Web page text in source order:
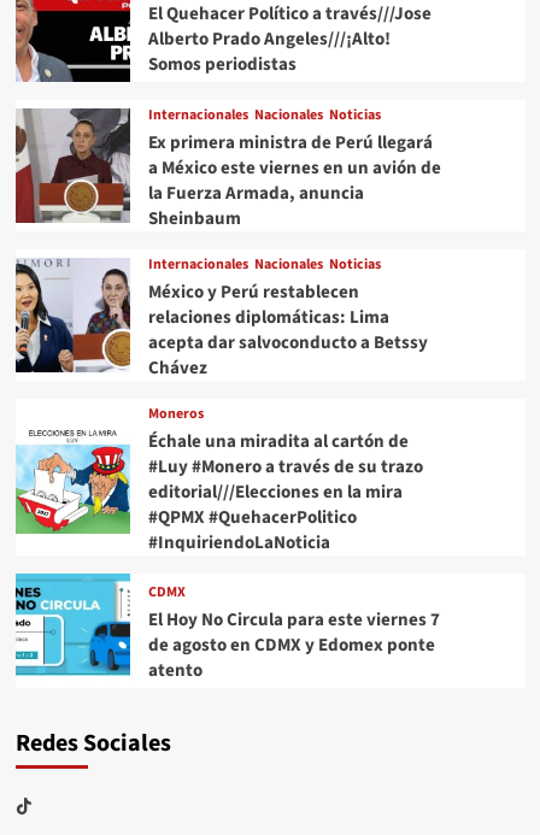
El Quehacer Político a través///Jose
Alberto Prado Angeles///¡Alto!
Somos periodistas
Internacionales Nacionales Noticias
Ex primera ministra de Perú llegará
a México este viernes en un avión de
la Fuerza Armada, anuncia
Sheinbaum
Internacionales Nacionales Noticias
México y Perú restablecen
relaciones diplomáticas: Lima
acepta dar salvoconducto a Betssy
Chávez
Moneros
Échale una miradita al cartón de
#Luy #Monero a través de su trazo
editorial///Elecciones en la mira
#QPMX #QuehacerPolitico
#InquiriendoLaNoticia
CDMX
El Hoy No Circula para este viernes 7
de agosto en CDMX y Edomex ponte
atento
Redes Sociales
TikTok